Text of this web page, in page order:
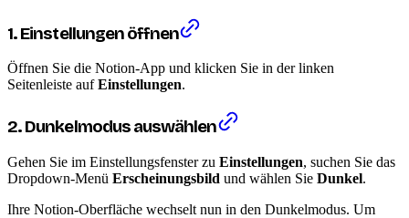
1. Einstellungen öffnen
Öffnen Sie die Notion-App und klicken Sie in der linken
Seitenleiste aufEinstellungen.
2. Dunkelmodus auswählen
Gehen Sie im Einstellungsfenster zu Einstellungen, suchen Sie das
Dropdown-Menü Erscheinungsbild und wählen Sie Dunkel.
Ihre Notion-Oberfläche wechselt nun in den Dunkelmodus. Um